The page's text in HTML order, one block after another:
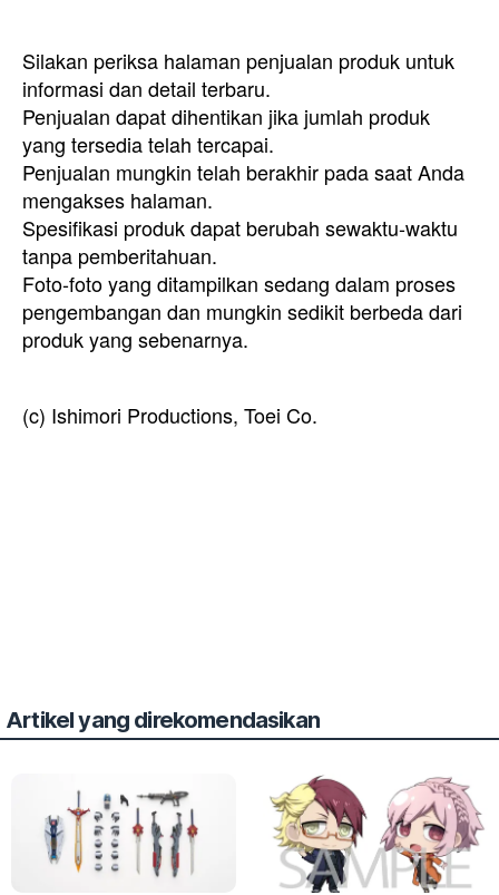
Silakan periksa halaman penjualan produk untuk
informasi dan detail terbaru.
Penjualan dapat dihentikan jika jumlah produk
yang tersedia telah tercapai.
Penjualan mungkin telah berakhir pada saat Anda
mengakses halaman.
Spesifikasi produk dapat berubah sewaktu-waktu
tanpa pemberitahuan.
Foto-foto yang ditampilkan sedang dalam proses
pengembangan dan mungkin sedikit berbeda dari
produk yang sebenarnya.
(c) Ishimori Productions, Toei Co.
Artikel yang direkomendasikan